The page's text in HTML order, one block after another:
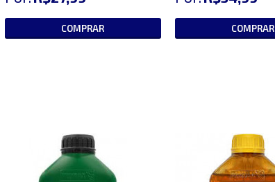
COMPRAR COMPRAR